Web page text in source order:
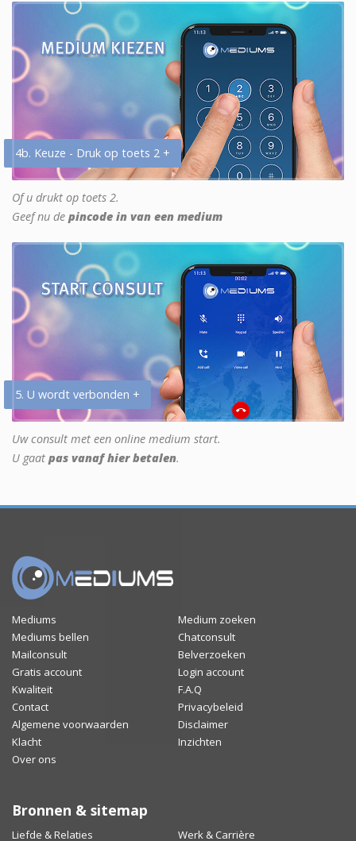
4b. Keuze - Druk op toets 2 +
Of u drukt op toets 2.
Geef nu de pincode in van een medium
5. U wordt verbonden +
Uw consult met een online medium start.
U gaat pas vanaf hier betalen.
Mediums
Medium zoeken
Mediums bellen
Chatconsult
Mailconsult
Belverzoeken
Gratis account
Login account
Kwaliteit
F.A.Q
Contact
Privacybeleid
Algemene voorwaarden
Disclaimer
Klacht
Inzichten
Over ons
Bronnen & sitemap
Liefde & Relaties Werk & Carrière